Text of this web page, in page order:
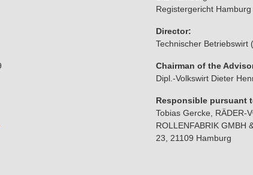
Registergericht
Director:
Technischer Betriebswirt
Chairman of the
Dipl.-Volkswirt Dieter
Responsible pursuant
Tobias Gercke, RÄDER-
ROLLENFABRIK GMBH
23, 21109 Hamburg